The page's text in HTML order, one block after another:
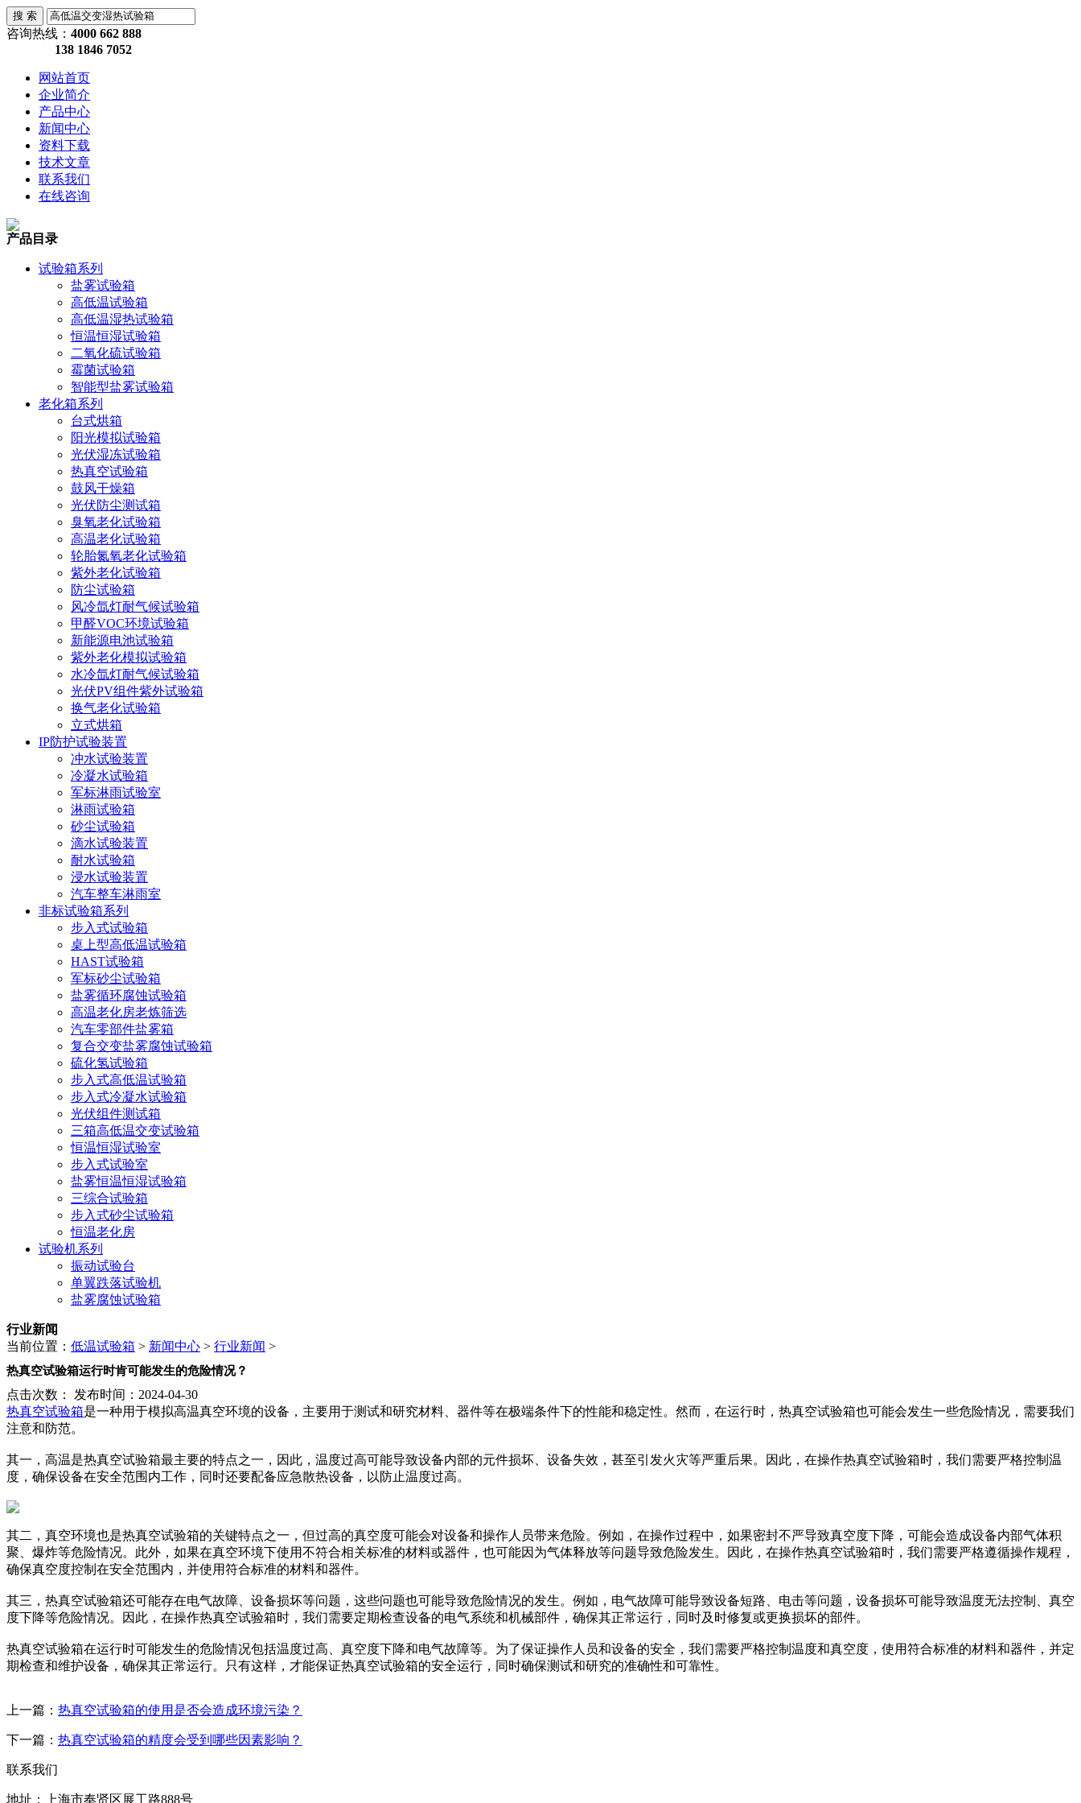
咨询热线： 4000 662 888
138 1846 7052
网站首页
企业简介
产品中心
新闻中心
资料下载
技术文章
联系我们
在线咨询
产品目录
试验箱系列
盐雾试验箱
高低温试验箱
高低温湿热试验箱
恒温恒湿试验箱
二氧化硫试验箱
霉菌试验箱
智能型盐雾试验箱
老化箱系列
台式烘箱
阳光模拟试验箱
光伏湿冻试验箱
热真空试验箱
鼓风干燥箱
光伏防尘测试箱
臭氧老化试验箱
高温老化试验箱
轮胎氮氧老化试验箱
紫外老化试验箱
防尘试验箱
风冷氙灯耐气候试验箱
甲醛VOC环境试验箱
新能源电池试验箱
紫外老化模拟试验箱
水冷氙灯耐气候试验箱
光伏PV组件紫外试验箱
换气老化试验箱
立式烘箱
IP防护试验装置
冲水试验装置
冷凝水试验箱
军标淋雨试验室
淋雨试验箱
砂尘试验箱
滴水试验装置
耐水试验箱
浸水试验装置
汽车整车淋雨室
非标试验箱系列
步入式试验箱
桌上型高低温试验箱
HAST试验箱
军标砂尘试验箱
盐雾循环腐蚀试验箱
高温老化房老炼筛选
汽车零部件盐雾箱
复合交变盐雾腐蚀试验箱
硫化氢试验箱
步入式高低温试验箱
步入式冷凝水试验箱
光伏组件测试箱
三箱高低温交变试验箱
恒温恒湿试验室
步入式试验室
盐雾恒温恒湿试验箱
三综合试验箱
步入式砂尘试验箱
恒温老化房
试验机系列
振动试验台
单翼跌落试验机
盐雾腐蚀试验箱
行业新闻
当前位置： 低温试验箱 > 新闻中心 > 行业新闻 >
热真空试验箱运行时肯可能发生的危险情况？
点击次数：
发布时间：2024-04-30
热真空试验箱是一种用于模拟高温真空环境的设备，主要用于测试和研究材料、器件等在极端条件下的性能和稳定性。然而，在运行时，热真空试验箱也可能会发生一些危险情况，需要我们
注意和防范。
其一，高温是热真空试验箱最主要的特点之一，因此，温度过高可能导致设备内部的元件损坏、设备失效，甚至引发火灾等严重后果。因此，在操作热真空试验箱时，我们需要严格控制温
度，确保设备在安全范围内工作，同时还要配备应急散热设备，以防止温度过高。
其二，真空环境也是热真空试验箱的关键特点之一，但过高的真空度可能会对设备和操作人员带来危险。例如，在操作过程中，如果密封不严导致真空度下降，可能会造成设备内部气体积
聚、爆炸等危险情况。此外，如果在真空环境下使用不符合相关标准的材料或器件，也可能因为气体释放等问题导致危险发生。因此，在操作热真空试验箱时，我们需要严格遵循操作规程，
确保真空度控制在安全范围内，并使用符合标准的材料和器件。
其三，热真空试验箱还可能存在电气故障、设备损坏等问题，这些问题也可能导致危险情况的发生。例如，电气故障可能导致设备短路、电击等问题，设备损坏可能导致温度无法控制、真空
度下降等危险情况。因此，在操作热真空试验箱时，我们需要定期检查设备的电气系统和机械部件，确保其正常运行，同时及时修复或更换损坏的部件。
热真空试验箱在运行时可能发生的危险情况包括温度过高、真空度下降和电气故障等。为了保证操作人员和设备的安全，我们需要严格控制温度和真空度，使用符合标准的材料和器件，并定
期检查和维护设备，确保其正常运行。只有这样，才能保证热真空试验箱的安全运行，同时确保测试和研究的准确性和可靠性。
上一篇： 热真空试验箱的使用是否会造成环境污染？
下一篇： 热真空试验箱的精度会受到哪些因素影响？
联系我们
地址：上海市奉贤区展工路888号